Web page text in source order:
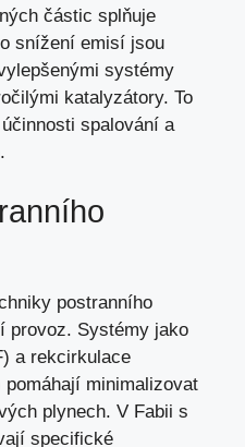
částic splňuje
snížení emisí jsou
systémy
katalyzátory. To
spalování a
postranního
provoz. Systémy jako
a rekcirkulace
minimalizovat
plynech. V Fabii s
specifické